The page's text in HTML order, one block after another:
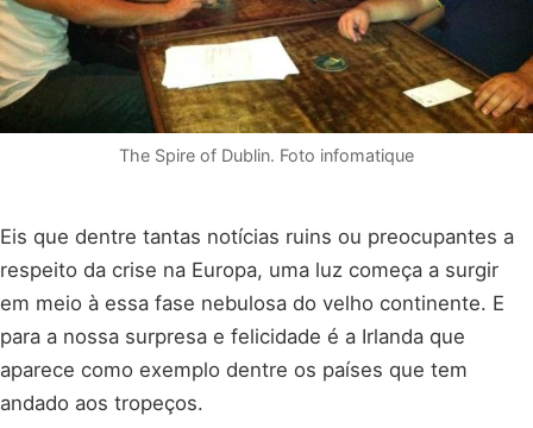
The Spire of Dublin. Foto infomatique
Eis que dentre tantas notícias ruins ou preocupantes a
respeito da crise na Europa, uma luz começa a surgir
em meio à essa fase nebulosa do velho continente. E
para a nossa surpresa e felicidade é a Irlanda que
aparece como exemplo dentre os países que tem
andado aos tropeços.